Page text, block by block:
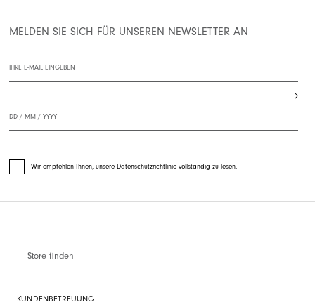
MELDEN SIE SICH FÜR UNSEREN NEWSLETTER AN
Wir empfehlen Ihnen, unsere Datenschutzrichtlinie vollständig zu lesen.
Store finden
KUNDENBETREUUNG